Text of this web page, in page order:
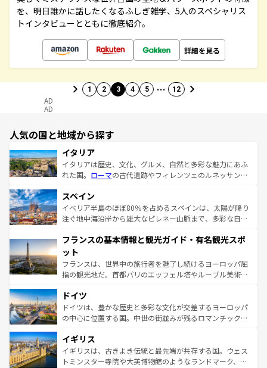
を、明日誰かに話したくなるふしぎ雑学、5人のスペシャリス
トインタビューとともに徹底紹介。
詳細を見る
1 2 3 4 5 … 12
AD
AD
人気の国と地域から探す
イタリア
イタリアは歴史、文化、グルメ、自然と多彩な魅力にあふ
れた国。 ローマの古代遺跡やフィレンツェのルネッサンス
ろん、トスカーナの美しい田園風景やアマルフィ海岸の絶
景など、自然景観も見逃せない。観光の合間には、本場の
ピザやパスタなど、絶品のイタリア料理を堪能することも
ませてくれるイタリアで、忘れられない旅をしてみよう！
なお、新着のイタリア情報は
しい。
スペイン
イベリア半島のほぼ80％を占めるスペインは、太陽が降り
注ぐ地中海沿岸から雄大なピレネー山脈まで、多彩な自然
文化が根付くこの国では、情熱的なフラメンコ、熱気あふ
れる闘牛、そして美味しいタパスが生活の一部となってい
る。首都マドリードの洗練された雰囲気や、バルセロナの
アートに溢れた街角から、地方では古代ローマ遺跡や中世
せる。地方によって風土や気候が異なるスペインはその個
性で訪れる人を魅了する。 なお、新着のスペイン情報は コ
ンテンツ一覧を参照してほしい。
フランスの基本情報と観光ガイド・有名観光スポ
ット
フランスは、世界中の旅行者を魅了し続けるヨーロッパ屈
指の観光地だ。首都パリのエッフェル塔やルーブル美術館
で、幅広い魅力が詰まっている。華麗な宮殿、歴史的な大
聖堂、美しいビーチ、そして豊かな自然が、訪れる者を心
から魅了する。また、フランスは美食の国としても知ら
いる。シャンパンの発祥地であるランス、プロヴァンスの
香り高いラベンダー畑など、多彩な楽しみ方が可能だ。さ
らに、パリ以外の地域にも魅力が溢れており、どの街角に
ドイツ
ドイツは、豊かな歴史と多彩な文化が交差するヨーロッパ
の中心に位置する国。中世の街並みが残るロマンチック街
顔を持つこの国は、どこを歩いても飽きることがない。ベ
ルリンの文化的活気、バイエルン州のアルプスの絶景、そ
してライン川沿いのワイン畑といった風景は必見。ビール
イギリス
イギリスは、古きよき伝統と最先端が共存する国。ウェス
トミンスター寺院や大英博物館のようなランドマーク、歴